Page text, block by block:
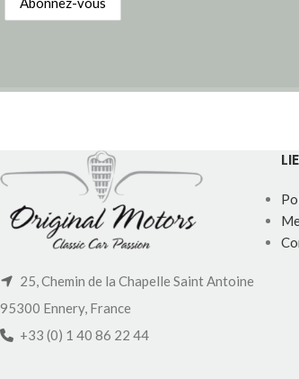
25, Chemin de la Chapelle Saint Antoine
95300 Ennery, France
+33 (0) 1 40 86 22 44